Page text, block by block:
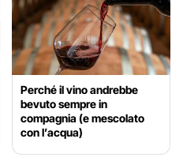
Perché il vino andrebbe
bevuto sempre in
compagnia (e mescolato
con l’acqua)